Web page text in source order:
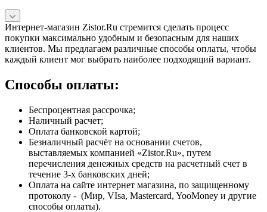
Интернет-магазин Zistor.Ru стремится сделать процесс
покупки максимально удобным и безопасным для наших
клиентов. Мы предлагаем различные способы оплаты, чтобы
каждый клиент мог выбрать наиболее подходящий вариант.
Способы оплаты:
Беспроцентная рассрочка;
Наличный расчет;
Оплата банковской картой;
Безналичный расчёт на основании счетов,
выставляемых компанией «Zistor.Ru», путем
перечисления денежных средств на расчетный счет в
течение 3-х банковских дней;
Оплата на сайте интернет магазина, по защищенному
протоколу - (Мир, VIsa, Mastercard, YooMoney и другие
способы оплаты).